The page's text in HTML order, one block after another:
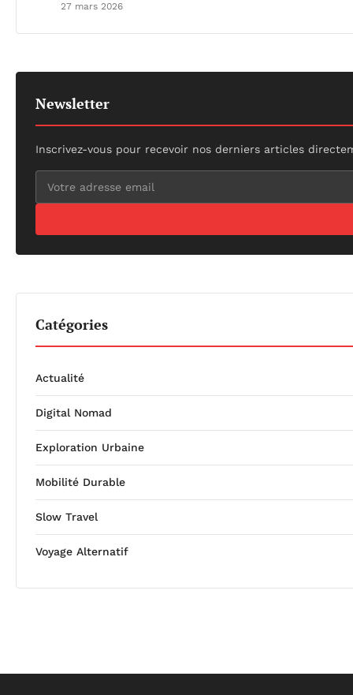
27 mars 2026
Newsletter
Inscrivez-vous pour recevoir nos derniers articles
Catégories
Actualité
Digital Nomad
Exploration Urbaine
Mobilité Durable
Slow Travel
Voyage Alternatif